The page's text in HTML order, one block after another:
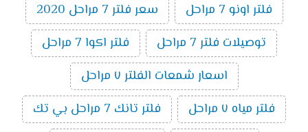
فلتر اونو 7 مراحل
سعر فلتر 7 مراحل 2020
توصيلات فلتر 7 مراحل
فلتر اكوا 7 مراحل
اسعار شمعات الفلتر ٧ مراحل
فلتر مياه ٧ مراحل
فلتر تانك 7 مراحل بي تك